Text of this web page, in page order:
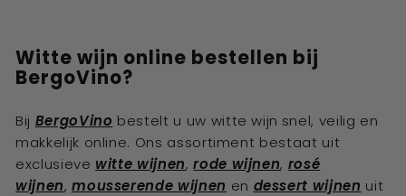
Witte wijn online bestellen bij
BergoVino?
Bij BergoVino bestelt u uw witte wijn snel, veilig en
makkelijk online. Ons assortiment bestaat uit
exclusieve witte wijnen,rode wijnen, rosé
wijnen,mousserende wijnen en dessert wijnen uit